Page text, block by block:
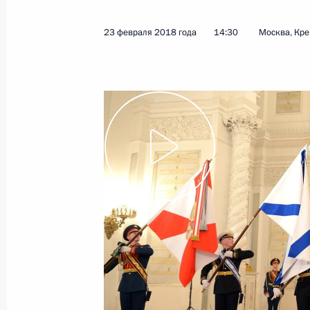
23 февраля 2018 года 14:30 Москва,